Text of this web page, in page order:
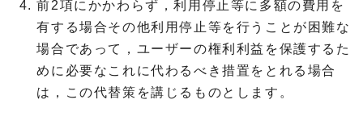
前2項にかかわらず，利用停止等に多額の費用を
有する場合その他利用停止等を行うことが困難な
場合であって，ユーザーの権利利益を保護するた
めに必要なこれに代わるべき措置をとれる場合
は，この代替策を講じるものとします。